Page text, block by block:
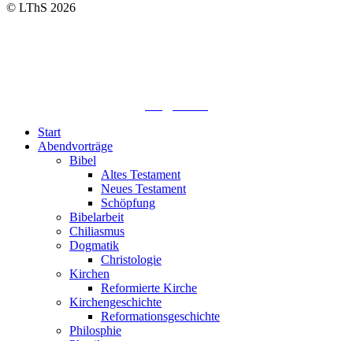
© LThS 2026
Start
Abendvorträge
Bibel
Altes Testament
Neues Testament
Schöpfung
Bibelarbeit
Chiliasmus
Dogmatik
Christologie
Kirchen
Reformierte Kirche
Kirchengeschichte
Reformationsgeschichte
Philosphie